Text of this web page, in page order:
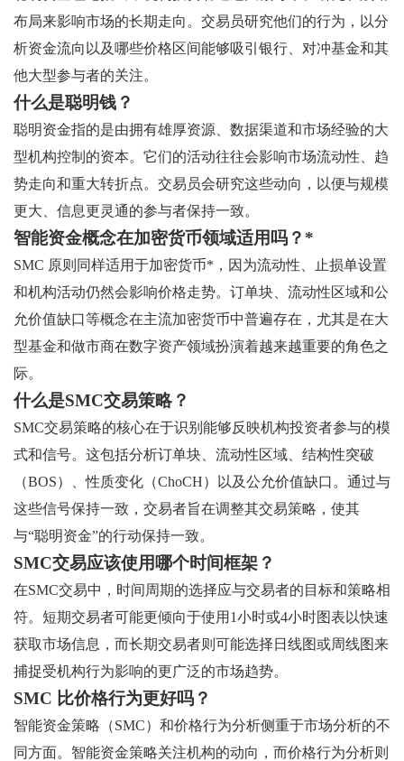
布局来影响市场的长期走向。交易员研究他们的行为，以分
析资金流向以及哪些价格区间能够吸引银行、对冲基金和其
他大型参与者的关注。
什么是聪明钱？
聪明资金指的是由拥有雄厚资源、数据渠道和市场经验的大
型机构控制的资本。它们的活动往往会影响市场流动性、趋
势走向和重大转折点。交易员会研究这些动向，以便与规模
更大、信息更灵通的参与者保持一致。
智能资金概念在加密货币领域适用吗？*
SMC 原则同样适用于加密货币*，因为流动性、止损单设置
和机构活动仍然会影响价格走势。订单块、流动性区域和公
允价值缺口等概念在主流加密货币中普遍存在，尤其是在大
型基金和做市商在数字资产领域扮演着越来越重要的角色之
际。
什么是SMC交易策略？
SMC交易策略的核心在于识别能够反映机构投资者参与的模
式和信号。这包括分析订单块、流动性区域、结构性突破
（BOS）、性质变化（ChoCH）以及公允价值缺口。通过与
这些信号保持一致，交易者旨在调整其交易策略，使其
与“聪明资金”的行动保持一致。
SMC交易应该使用哪个时间框架？
在SMC交易中，时间周期的选择应与交易者的目标和策略相
符。短期交易者可能更倾向于使用1小时或4小时图表以快速
获取市场信息，而长期交易者则可能选择日线图或周线图来
捕捉受机构行为影响的更广泛的市场趋势。
SMC 比价格行为更好吗？
智能资金策略（SMC）和价格行为分析侧重于市场分析的不
同方面。智能资金策略关注机构的动向，而价格行为分析则